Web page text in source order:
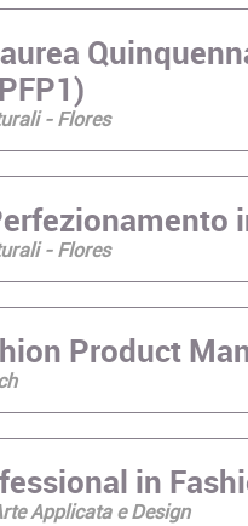
- Flores
- Flores
Product
in
Applicata e Design